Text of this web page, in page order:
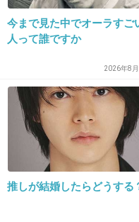
17. 匿名 2026/07/07(火) 22:37:30
>>1
三十三フィナンシ
十三銀行（三重県
ており、うち約２７
今まで見た中でオーラすご
人って誰ですか
2026年8月
推しが結婚したらどうする